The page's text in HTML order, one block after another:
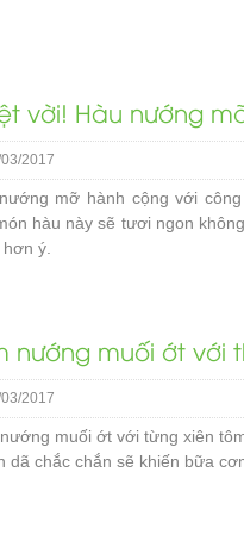
vời! Hàu nướng
2017
mỡ hành cộng với
hàu này sẽ tươi ngon
ý.
nướng muối ớt với
2017
muối ớt với từng xiên
dã chắc chắn sẽ khiến bữa